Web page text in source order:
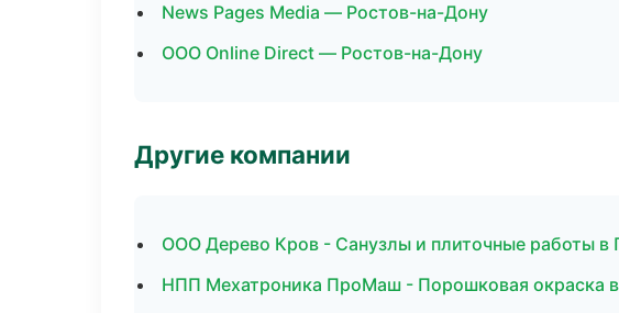
News Pages Media — Ростов-на-Дону
ООО Online Direct — Ростов-на-Дону
Другие компании
ООО Дерево Кров - Санузлы и плиточные работы в
НПП Мехатроника ПроМаш - Порошковая окраска